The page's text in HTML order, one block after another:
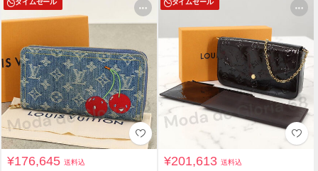
タイムセール
¥176,645送料込
タイムセール
¥201,613送料込